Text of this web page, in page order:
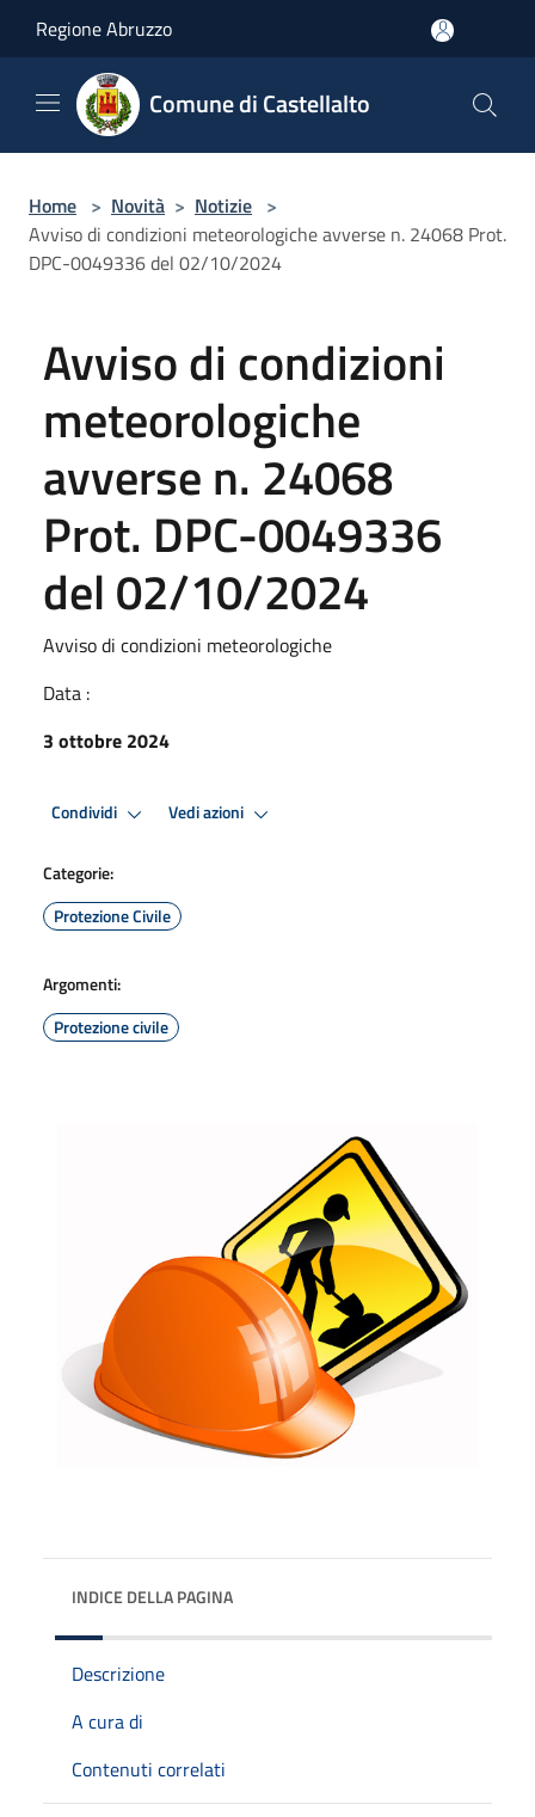
Regione Abruzzo
Comune di Castellalto
Home > Novità > Notizie >
Avviso di condizioni meteorologiche avverse n. 24068 Prot.
DPC-0049336 del 02/10/2024
Avviso di condizioni
meteorologiche
avverse n. 24068
Prot. DPC-0049336
del 02/10/2024
Avviso di condizioni meteorologiche
Data :
3 ottobre 2024
Condividi Vedi azioni
Categorie:
Protezione Civile
Argomenti:
Protezione civile
INDICE DELLA PAGINA
Descrizione
A cura di
Contenuti correlati